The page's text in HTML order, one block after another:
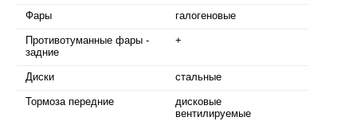
Фары галогеновые
Противотуманные фары -
задние
+
Диски стальные
Тормоза передние
дисковые
вентилируемые